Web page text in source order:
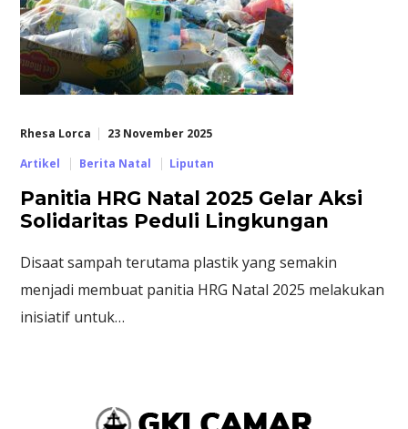
Rhesa Lorca
23 November 2025
Artikel
Berita Natal Liputan
Panitia HRG Natal 2025 Gelar Aksi
Solidaritas Peduli Lingkungan
Disaat sampah terutama plastik yang semakin
menjadi membuat panitia HRG Natal 2025 melakukan
inisiatif untuk…